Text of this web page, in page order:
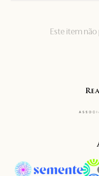
Este item